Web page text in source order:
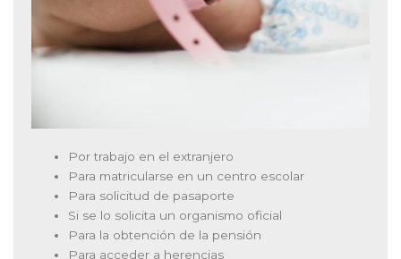
Por trabajo en el extranjero
Para matricularse en un centro escolar
Para solicitud de pasaporte
Si se lo solicita un organismo oficial
Para la obtención de la pensión
Para acceder a herencias